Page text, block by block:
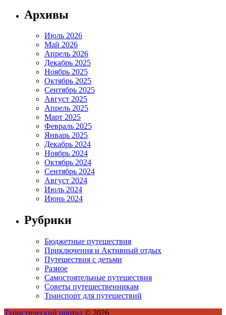
Архивы
Июль 2026
Май 2026
Апрель 2026
Декабрь 2025
Ноябрь 2025
Октябрь 2025
Сентябрь 2025
Август 2025
Апрель 2025
Март 2025
Февраль 2025
Январь 2025
Декабрь 2024
Ноябрь 2024
Октябрь 2024
Сентябрь 2024
Август 2024
Июль 2024
Июнь 2024
Рубрики
Бюджетные путешествия
Приключения и Активный отдых
Путешествия с детьми
Разное
Самостоятельные путешествия
Советы путешественникам
Транспорт для путешествий
Туристический портал © 2026